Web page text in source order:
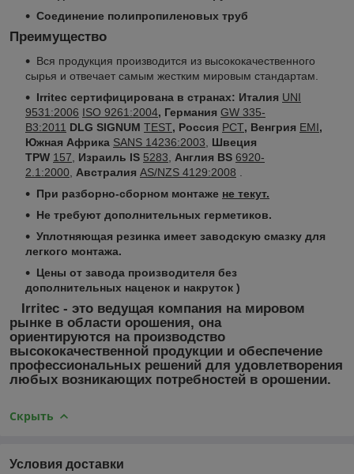
Соединение полипропиленовых труб
Преимущество
Вся продукция производится из высококачественного
сырья и отвечает самым жестким мировым стандартам.
Irritec сертифицирована в странах: Италия UNI
9531:2006 ISO 9261:2004, Германия GW 335-
B3:2011 DLG SIGNUM TEST, Россия РСТ, Венгрия EMI,
Южная Африка SANS 14236:2003
Швеция
TPW 157 Израиль IS 5283 Англия BS 6920-
2.1:2000
Австралия AS/NZS 4129:2008
При разборно-сборном монтаже не текут.
Не требуют дополнительных герметиков.
Уплотняющая резинка имеет заводскую смазку для
легкого монтажа.
Цены от завода производителя без
дополнительных наценок и накруток )
Irritec - это ведущая компания на мировом
рынке в области орошения, она
ориентируются на производство
высококачественной продукции и обеспечение
профессиональных решений для удовлетворения
любых возникающих потребностей в орошении.
Скрыть
Условия доставки